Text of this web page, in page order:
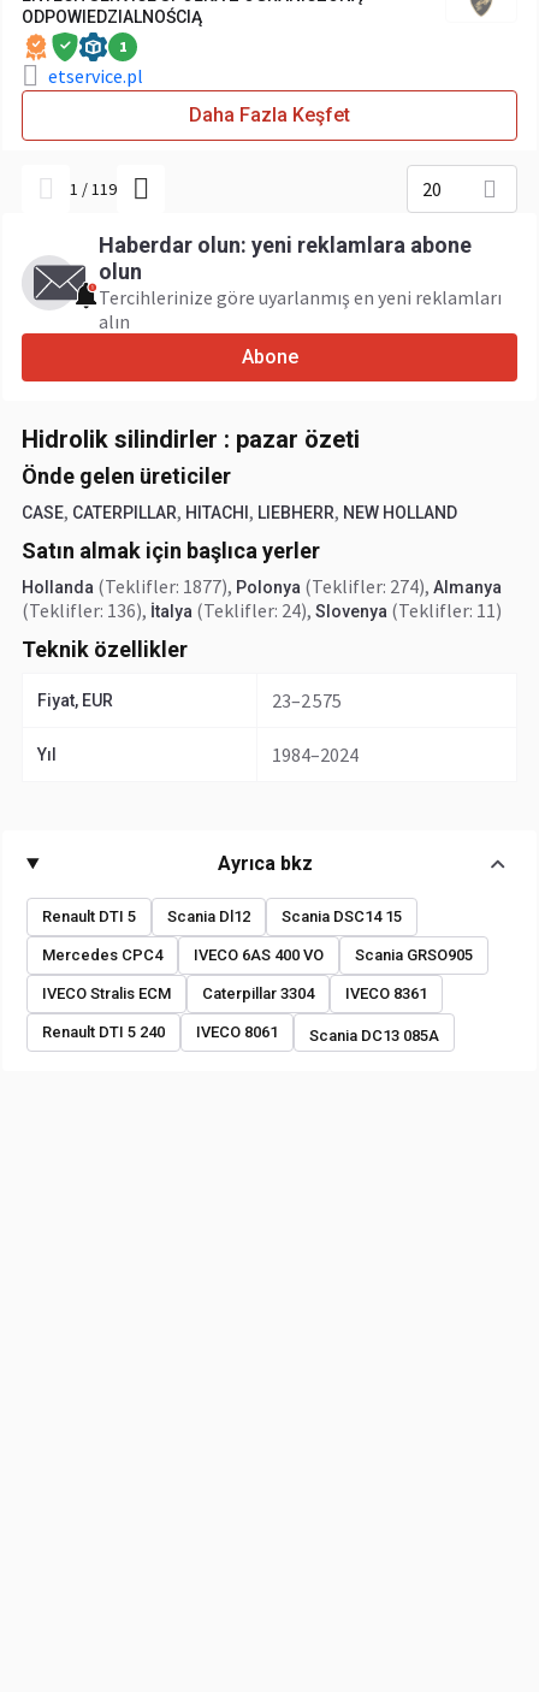
ODPOWIEDZIALNOŚCIĄ
1
etservice.pl
Daha Fazla Keşfet
1 /119 20
Haberdar olun: yeni reklamlara abone
olun
Tercihlerinize göre uyarlanmış en yeni reklamları
alın
Abone
Hidrolik silindirler : pazar özeti
Önde gelen üreticiler
CASE, CATERPILLAR, HITACHI , LIEBHERR, NEW HOLLAND
Satın almak için başlıca yerler
Hollanda (Teklifler: 1877), Polonya (Teklifler: 274), Almanya
(Teklifler: 136), İtalya (Teklifler: 24), Slovenya (Teklifler: 11)
Teknik özellikler
Fiyat, EUR 23–2 575
Yıl 1984–2024
Ayrıca bkz
Renault DTI 5 Scania Dl12 Scania DSC14 15
Mercedes CPC4 IVECO 6AS 400 VO Scania GRSO905
IVECO Stralis ECM Caterpillar 3304 IVECO 8361
Renault DTI 5 240 IVECO 8061 Scania DC13 085A